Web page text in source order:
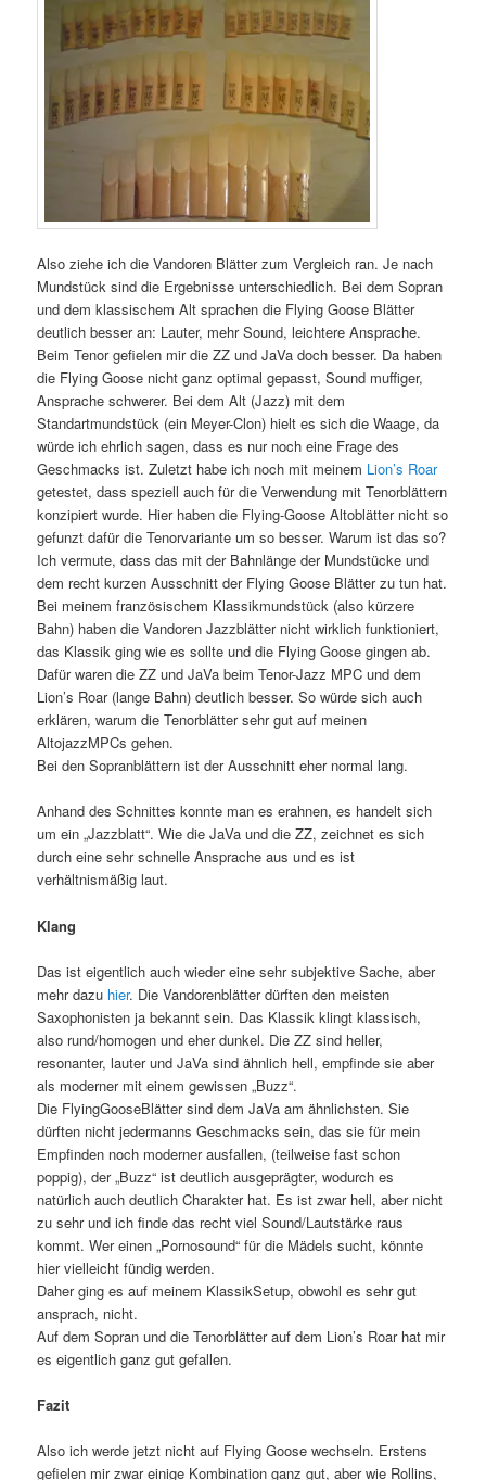
Also ziehe ich die Vandoren Blätter zum Vergleich ran. Je nach
Mundstück sind die Ergebnisse unterschiedlich. Bei dem Sopran
und dem klassischem Alt sprachen die Flying Goose Blätter
deutlich besser an: Lauter, mehr Sound, leichtere Ansprache.
Beim Tenor gefielen mir die ZZ und JaVa doch besser. Da haben
die Flying Goose nicht ganz optimal gepasst, Sound muffiger,
Ansprache schwerer. Bei dem Alt (Jazz) mit dem
Standartmundstück (ein Meyer-Clon) hielt es sich die Waage, da
würde ich ehrlich sagen, dass es nur noch eine Frage des
Geschmacks ist. Zuletzt habe ich noch mit meinem Lion’s Roar
getestet, dass speziell auch für die Verwendung mit Tenorblättern
konzipiert wurde. Hier haben die Flying-Goose Altoblätter nicht so
gefunzt dafür die Tenorvariante um so besser. Warum ist das so?
Ich vermute, dass das mit der Bahnlänge der Mundstücke und
dem recht kurzen Ausschnitt der Flying Goose Blätter zu tun hat.
Bei meinem französischem Klassikmundstück (also kürzere
Bahn) haben die Vandoren Jazzblätter nicht wirklich funktioniert,
das Klassik ging wie es sollte und die Flying Goose gingen ab.
Dafür waren die ZZ und JaVa beim Tenor-Jazz MPC und dem
Lion’s Roar (lange Bahn) deutlich besser. So würde sich auch
erklären, warum die Tenorblätter sehr gut auf meinen
AltojazzMPCs gehen.
Bei den Sopranblättern ist der Ausschnitt eher normal lang.
Anhand des Schnittes konnte man es erahnen, es handelt sich
um ein „Jazzblatt“. Wie die JaVa und die ZZ, zeichnet es sich
durch eine sehr schnelle Ansprache aus und es ist
verhältnismäßig laut.
Klang
Das ist eigentlich auch wieder eine sehr subjektive Sache, aber
mehr dazu hier. Die Vandorenblätter dürften den meisten
Saxophonisten ja bekannt sein. Das Klassik klingt klassisch,
also rund/homogen und eher dunkel. Die ZZ sind heller,
resonanter, lauter und JaVa sind ähnlich hell, empfinde sie aber
als moderner mit einem gewissen „Buzz“.
Die FlyingGooseBlätter sind dem JaVa am ähnlichsten. Sie
dürften nicht jedermanns Geschmacks sein, das sie für mein
Empfinden noch moderner ausfallen, (teilweise fast schon
poppig), der „Buzz“ ist deutlich ausgeprägter, wodurch es
natürlich auch deutlich Charakter hat. Es ist zwar hell, aber nicht
zu sehr und ich finde das recht viel Sound/Lautstärke raus
kommt. Wer einen „Pornosound“ für die Mädels sucht, könnte
hier vielleicht fündig werden.
Daher ging es auf meinem KlassikSetup, obwohl es sehr gut
ansprach, nicht.
Auf dem Sopran und die Tenorblätter auf dem Lion’s Roar hat mir
es eigentlich ganz gut gefallen.
Fazit
Also ich werde jetzt nicht auf Flying Goose wechseln. Erstens
gefielen mir zwar einige Kombination ganz gut, aber wie Rollins,